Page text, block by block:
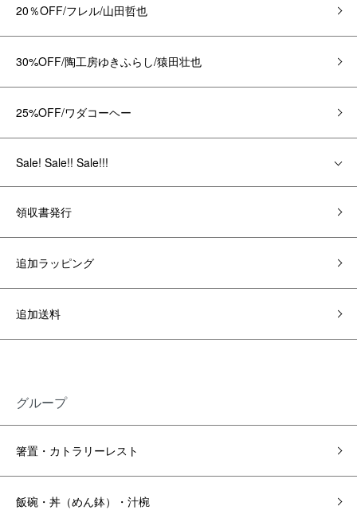
20％OFF/フレル/山田哲也
30%OFF/陶工房ゆきふらし/猿田壮也
25%OFF/ワダコーヘー
Sale! Sale!! Sale!!!
領収書発行
追加ラッピング
追加送料
グループ
箸置・カトラリーレスト
飯碗・丼（めん鉢）・汁椀